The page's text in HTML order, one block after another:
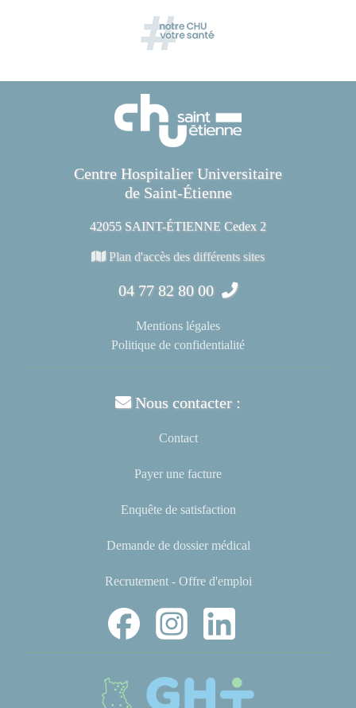
Centre Hospitalier Universitaire
de Saint-Étienne
42055 SAINT-ÉTIENNE Cedex 2
Plan d'accès des différents sites
04 77 82 80 00
Mentions légales
Politique de confidentialité
Nous contacter :
Contact
Payer une facture
Enquête de satisfaction
Demande de dossier médical
Recrutement - Offre d'emploi